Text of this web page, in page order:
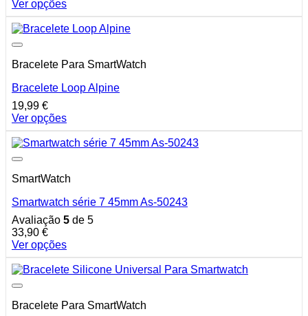
chosen
on
the
product
page
Ver opções
This
product
has
variants.
options
may
be
chosen
on
the
product
page
Bracelete Para SmartWatch
Bracelete Loop Alpine
19,99 €
Ver opções
This
product
has
variants.
options
may
be
chosen
on
the
product
page
SmartWatch
Smartwatch série 7 45mm As-50243
Avaliação 5 de 5
33,90 €
Ver opções
This
product
has
variants.
Bracelete Para SmartWatch